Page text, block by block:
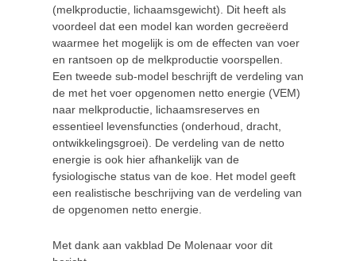
(melkproductie, lichaamsgewicht). Dit heeft als
voordeel dat een model kan worden gecreëerd
waarmee het mogelijk is om de effecten van voer
en rantsoen op de melkproductie voorspellen.
Een tweede sub-model beschrijft de verdeling van
de met het voer opgenomen netto energie (VEM)
naar melkproductie, lichaamsreserves en
essentieel levensfuncties (onderhoud, dracht,
ontwikkelingsgroei). De verdeling van de netto
energie is ook hier afhankelijk van de
fysiologische status van de koe. Het model geeft
een realistische beschrijving van de verdeling van
de opgenomen netto energie.
Met dank aan vakblad De Molenaar voor dit